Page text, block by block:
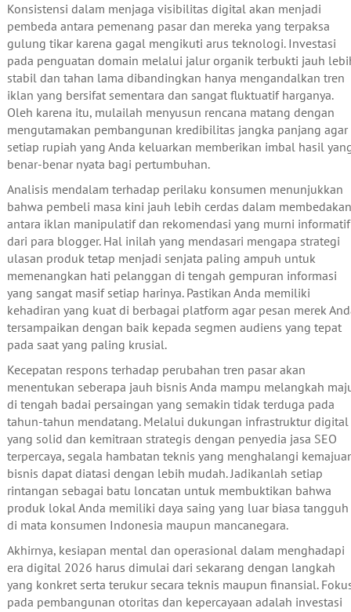
Konsistensi dalam menjaga visibilitas digital akan menjadi
pembeda antara pemenang pasar dan mereka yang terpaksa
gulung tikar karena gagal mengikuti arus teknologi. Investasi
pada penguatan domain melalui jalur organik terbukti jauh
stabil dan tahan lama dibandingkan hanya mengandalkan tren
iklan yang bersifat sementara dan sangat fluktuatif harganya.
Oleh karena itu, mulailah menyusun rencana matang dengan
mengutamakan pembangunan kredibilitas jangka panjang agar
setiap rupiah yang Anda keluarkan memberikan imbal hasil
benar-benar nyata bagi pertumbuhan.
Analisis mendalam terhadap perilaku konsumen menunjukkan
bahwa pembeli masa kini jauh lebih cerdas dalam membedakan
antara iklan manipulatif dan rekomendasi yang murni informatif
dari para blogger. Hal inilah yang mendasari mengapa strategi
ulasan produk tetap menjadi senjata paling ampuh untuk
memenangkan hati pelanggan di tengah gempuran informasi
yang sangat masif setiap harinya. Pastikan Anda memiliki
kehadiran yang kuat di berbagai platform agar pesan merek
tersampaikan dengan baik kepada segmen audiens yang tepat
pada saat yang paling krusial.
Kecepatan respons terhadap perubahan tren pasar akan
menentukan seberapa jauh bisnis Anda mampu melangkah
di tengah badai persaingan yang semakin tidak terduga pada
tahun-tahun mendatang. Melalui dukungan infrastruktur digital
yang solid dan kemitraan strategis dengan penyedia jasa SEO
terpercaya, segala hambatan teknis yang menghalangi
bisnis dapat diatasi dengan lebih mudah. Jadikanlah setiap
rintangan sebagai batu loncatan untuk membuktikan bahwa
produk lokal Anda memiliki daya saing yang luar biasa tangguh
di mata konsumen Indonesia maupun mancanegara.
Akhirnya, kesiapan mental dan operasional dalam menghadapi
era digital 2026 harus dimulai dari sekarang dengan langkah
yang konkret serta terukur secara teknis maupun finansial.
pada pembangunan otoritas dan kepercayaan adalah investasi